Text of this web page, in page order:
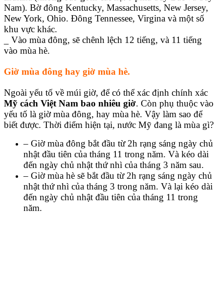
Nam). Bờ đông Kentucky, Massachusetts, New Jersey,
New York, Ohio. Đông Tennessee, Virgina và một số
khu vực khác.
_ Vào mùa đông, sẽ chênh lệch 12 tiếng, và 11 tiếng
vào mùa hè.
Giờ mùa đông hay giờ mùa hè.
Ngoài yếu tố về múi giờ, để có thể xác định chính xác
Mỹ cách Việt Nam bao nhiêu giờ. Còn phụ thuộc vào
yếu tố là giờ mùa đông, hay mùa hè. Vậy làm sao để
biết được. Thời điểm hiện tại, nước Mỹ đang là mùa gì?
– Giờ mùa đông bắt đầu từ 2h rạng sáng ngày chủ
nhật đầu tiên của tháng 11 trong năm. Và kéo dài
đến ngày chủ nhật thứ nhì của tháng 3 năm sau.
– Giờ mùa hè sẽ bắt đầu từ 2h rạng sáng ngày chủ
nhật thứ nhì của tháng 3 trong năm. Và lại kéo dài
đến ngày chủ nhật đầu tiên của tháng 11 trong
năm.